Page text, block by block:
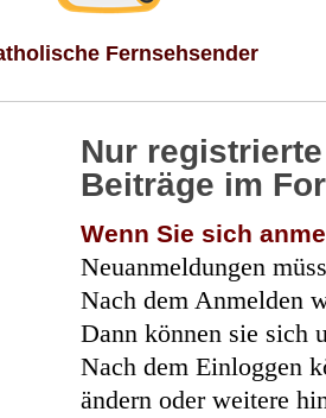
Fernsehsender
Nur
Beiträge im
Wenn Sie sich
Neuanmeldungen
Nach dem Anmelden
Dann können sie sich
Nach dem Einloggen
ändern oder weitere